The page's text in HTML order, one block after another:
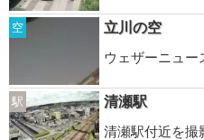
空
立川の空
ウェザーニュー
駅
清瀬駅
清瀬駅付近を撮